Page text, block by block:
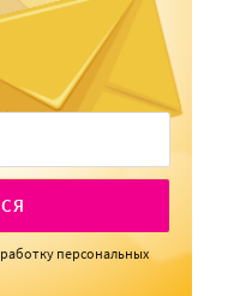
персональных